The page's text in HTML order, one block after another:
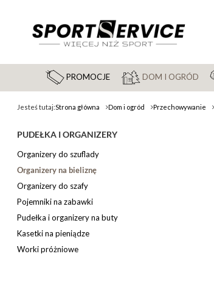
PROMOCJE DOM I OGRÓD
Jesteś tutaj:Strona główna Dom i ogród Przechowywanie
PUDEŁKA I ORGANIZERY
Organizery do szuflady
Organizery na bieliznę
Organizery do szafy
Pojemniki na zabawki
Pudełka i organizery na buty
Kasetki na pieniądze
Worki próżniowe